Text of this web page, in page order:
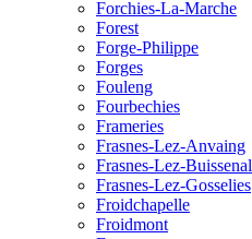
Forchies-La-Marche
Forest
Forge-Philippe
Forges
Fouleng
Fourbechies
Frameries
Frasnes-Lez-Anvaing
Frasnes-Lez-Buissenal
Frasnes-Lez-Gosselies
Froidchapelle
Froidmont